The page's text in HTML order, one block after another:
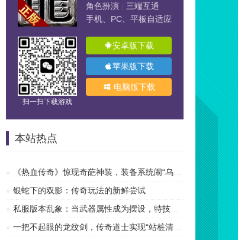
角色扮演
三端互通
手机、PC、平板自适应
扫一扫下载游戏
安卓版下载
苹果版下载
电脑版下载
本站热点
《热血传奇》惊现奇葩神装，装备系统闹“乌龙”？
银蛇下的双影：传奇玩法的新鲜尝试
私服版本乱象：当武器属性成为摆设，特技才是传奇的
一把不起眼的龙纹剑，传奇道士实现“站桩清图”自由